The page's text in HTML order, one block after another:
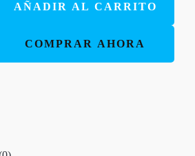
AÑADIR AL CARRITO
COMPRAR AHORA